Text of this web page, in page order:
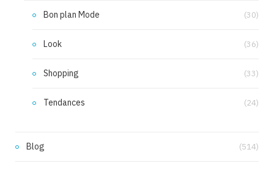
Bon plan Mode (30)
Look (36)
Shopping (33)
Tendances (24)
Blog (514)